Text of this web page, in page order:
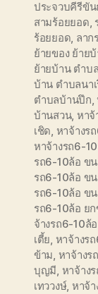
ประจวบคีรีขัน
สามร้อยยอด,
ร้อยยอด, ลาก
ย้ายของ ย้าย
ย้ายบ้าน ตำบ
บ้าน ตำบลนา
ตำบลบ้านปึก,
บ้านสวน, หาจ้
เชิด, หาจ้างร
หาจ้างรถ6-
รถ6-10ล้อ ข
รถ6-10ล้อ ข
รถ6-10ล้อ ข
รถ6-10ล้อ ย
จ้างรถ6-10ล้
เตี้ย, หาจ้างร
ข้าม, หาจ้างร
บุญมี, หาจ้าง
เทววงษ์, หาจ้